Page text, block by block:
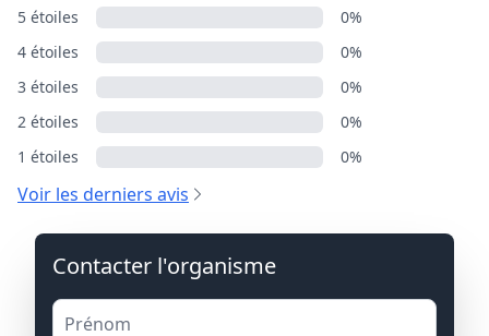
5 étoiles
0%
4 étoiles
0%
3 étoiles
0%
2 étoiles
0%
1 étoiles
0%
Voir les derniers avis
Contacter l'organisme